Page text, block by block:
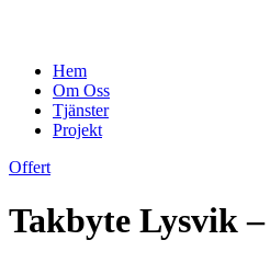
Hem
Om Oss
Tjänster
Projekt
Offert
Takbyte Lysvik